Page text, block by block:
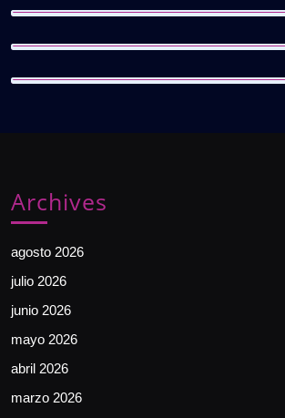
Archives
agosto 2026
julio 2026
junio 2026
mayo 2026
abril 2026
marzo 2026